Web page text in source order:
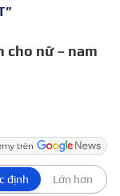
cho nữ – nam
định Lớn hơn